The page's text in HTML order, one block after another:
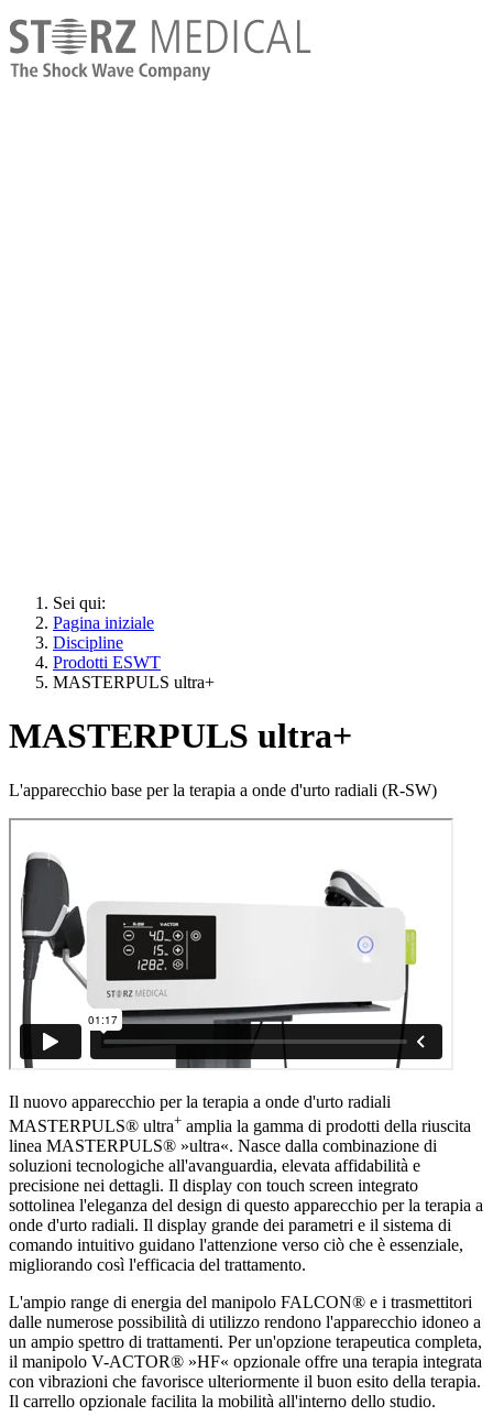
Sei qui:
Pagina iniziale
Discipline
Prodotti ESWT
MASTERPULS ultra+
MASTERPULS ultra+
L'apparecchio base per la terapia a onde d'urto radiali (R-SW)
Il nuovo apparecchio per la terapia a onde d'urto radiali
MASTERPULS® ultra+ amplia la gamma di prodotti della riuscita
linea MASTERPULS® »ultra«. Nasce dalla combinazione di
soluzioni tecnologiche all'avanguardia, elevata affidabilità e
precisione nei dettagli. Il display con touch screen integrato
sottolinea l'eleganza del design di questo apparecchio per la terapia a
onde d'urto radiali. Il display grande dei parametri e il sistema di
comando intuitivo guidano l'attenzione verso ciò che è essenziale,
migliorando così l'efficacia del trattamento.
L'ampio range di energia del manipolo FALCON® e i trasmettitori
dalle numerose possibilità di utilizzo rendono l'apparecchio idoneo a
un ampio spettro di trattamenti. Per un'opzione terapeutica completa,
il manipolo V-ACTOR® »HF« opzionale offre una terapia integrata
con vibrazioni che favorisce ulteriormente il buon esito della terapia.
Il carrello opzionale facilita la mobilità all'interno dello studio.